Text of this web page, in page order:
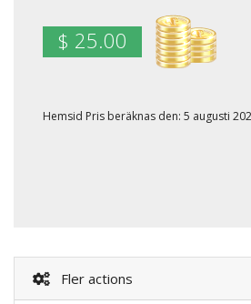
$ 25.00
Hemsid Pris beräknas den: 5 augusti
Fler actions